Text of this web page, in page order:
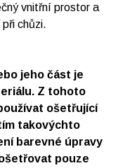
vnitřní prostor a
chůzi.
jeho část je
Z tohoto
ošetřující
takovýchto
barevné úpravy
pouze